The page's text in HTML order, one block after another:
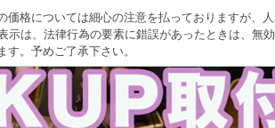
価格については細心の注意を払っておりますが、
示は、法律行為の要素に錯誤があったときは、無
。予めご了承下さい。